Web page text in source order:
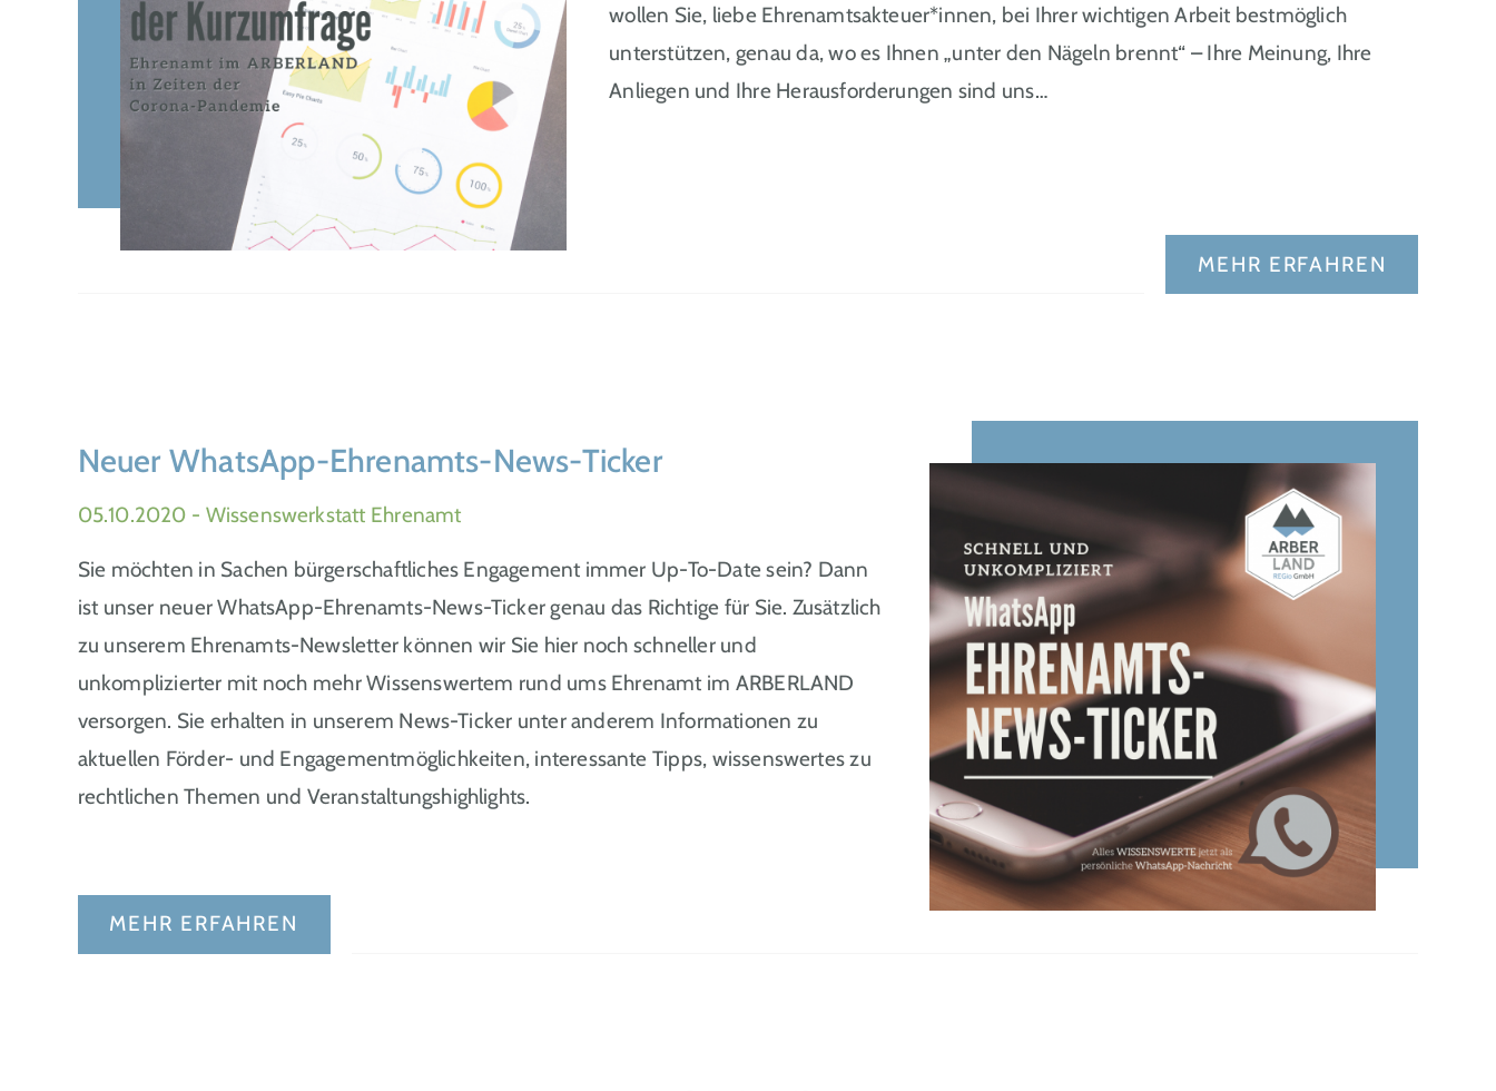
wollen Sie, liebe Ehrenamtsakteuer*innen, bei Ihrer wichtigen Arbeit bestmöglich
unterstützen, genau da, wo es Ihnen „unter den Nägeln brennt“ – Ihre Meinung, Ihre
Anliegen und Ihre Herausforderungen sind uns…
MEHR ERFAHREN
Neuer WhatsApp-Ehrenamts-News-Ticker
05.10.2020 - Wissenswerkstatt Ehrenamt
Sie möchten in Sachen bürgerschaftliches Engagement immer Up-To-Date sein? Dann
ist unser neuer WhatsApp-Ehrenamts-News-Ticker genau das Richtige für Sie. Zusätzlich
zu unserem Ehrenamts-Newsletter können wir Sie hier noch schneller und
unkomplizierter mit noch mehr Wissenswertem rund ums Ehrenamt im ARBERLAND
versorgen. Sie erhalten in unserem News-Ticker unter anderem Informationen zu
aktuellen Förder- und Engagementmöglichkeiten, interessante Tipps, wissenswertes zu
rechtlichen Themen und Veranstaltungshighlights.
MEHR ERFAHREN